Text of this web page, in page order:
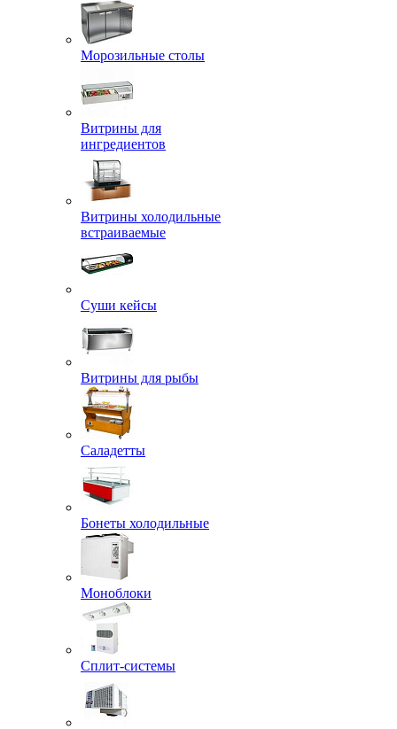
Морозильные столы
Витрины для
ингредиентов
Витрины холодильные
встраиваемые
Суши кейсы
Витрины для рыбы
Саладетты
Бонеты холодильные
Моноблоки
Сплит-системы